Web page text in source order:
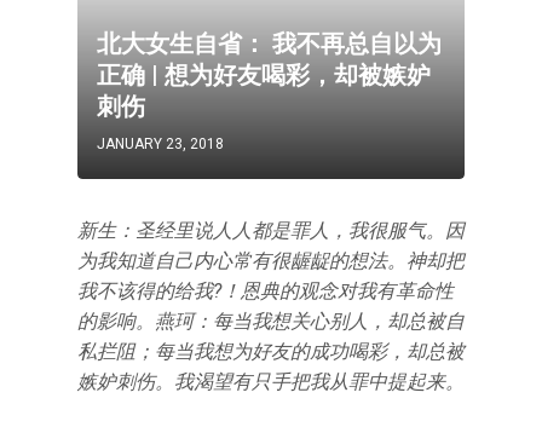
北大女生自省： 我不再总自以为
正确 | 想为好友喝彩，却被嫉妒
刺伤
JANUARY 23, 2018
新生：圣经里说人人都是罪人，我很服气。因
为我知道自己内心常有很龌龊的想法。神却把
我不该得的给我?！恩典的观念对我有革命性
的影响。燕珂：每当我想关心别人，却总被自
私拦阻；每当我想为好友的成功喝彩，却总被
嫉妒刺伤。我渴望有只手把我从罪中提起来。